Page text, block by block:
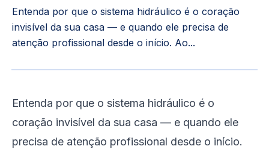
Entenda por que o sistema hidráulico é o coração
invisível da sua casa — e quando ele precisa de
atenção profissional desde o início. Ao...
Entenda por que o sistema hidráulico é o
coração invisível da sua casa — e quando ele
precisa de atenção profissional desde o início.